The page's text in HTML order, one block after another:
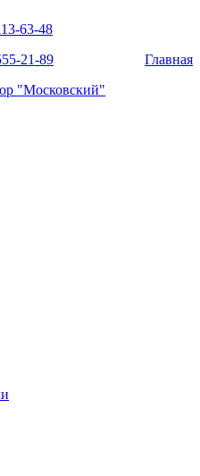
63-48
21-89
"Московский"
Главная